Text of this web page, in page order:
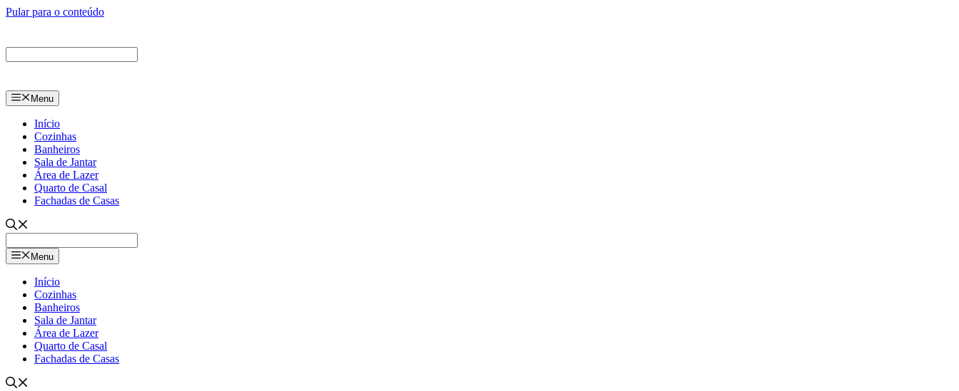
Pular para o conteúdo
Menu
Início
Cozinhas
Banheiros
Sala de Jantar
Área de Lazer
Quarto de Casal
Fachadas de Casas
Menu
Início
Cozinhas
Banheiros
Sala de Jantar
Área de Lazer
Quarto de Casal
Fachadas de Casas